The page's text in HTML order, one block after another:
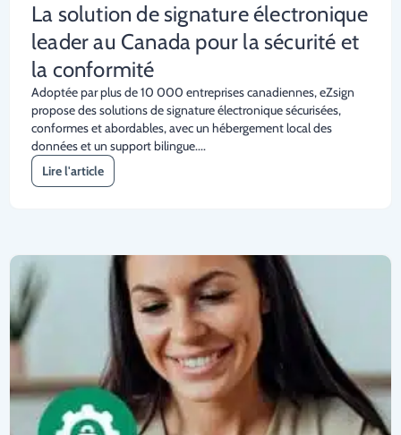
La solution de signature électronique
leader au Canada pour la sécurité et
la conformité
Adoptée par plus de 10 000 entreprises canadiennes, eZsign
propose des solutions de signature électronique sécurisées,
conformes et abordables, avec un hébergement local des
données et un support bilingue....
Lire l'article